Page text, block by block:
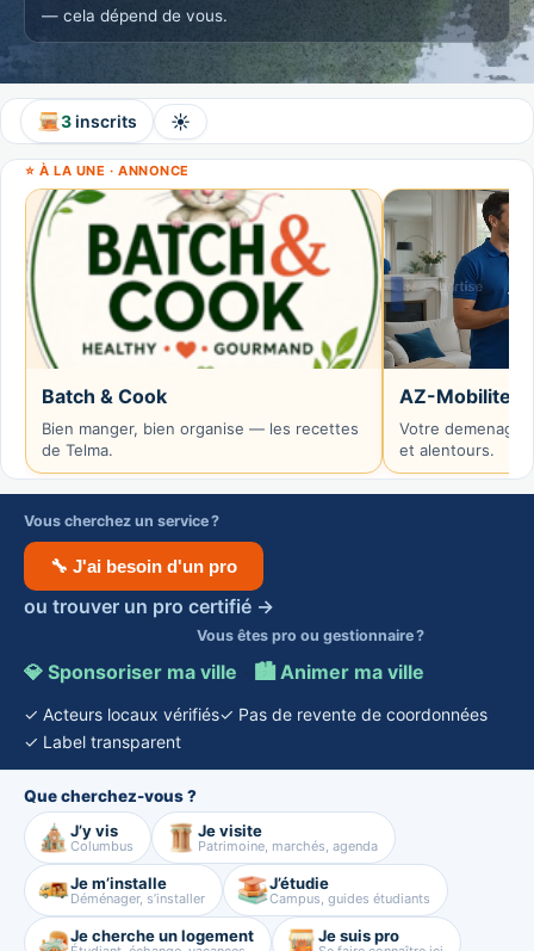
— cela dépend de vous.
3inscrits ☀️
⭐ À LA UNE · ANNONCE
Batch & Cook
Bien manger, bien organise — les recettes
de Telma.
AZ-Mobilite
Votre
et alentours.
Vous cherchez un service ?
🔧 J'ai besoin d'un pro
ou trouver un pro certifié →
Vous êtes pro ou gestionnaire ?
💎 Sponsoriser ma ville · 🏙️ Animer ma ville
✓ Acteurs locaux vérifiés✓ Pas de revente de coordonnées
✓ Label transparent
Que cherchez-vous ?
J’y vis
Columbus
Je visite
Patrimoine, marchés, agenda
Je m’installe
Déménager, s’installer
J’étudie
Campus, guides étudiants
Je cherche un logement Je suis pro